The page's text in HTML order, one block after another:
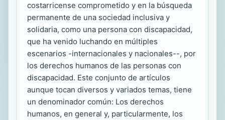
costarricense comprometido y en la búsqueda
permanente de una sociedad inclusiva y
solidaria, como una persona con discapacidad,
que ha venido luchando en múltiples
escenarios -internacionales y nacionales--, por
los derechos humanos de las personas con
discapacidad. Este conjunto de artículos
aunque tocan diversos y variados temas, tiene
un denominador común: Los derechos
humanos, en general y, particularmente, los